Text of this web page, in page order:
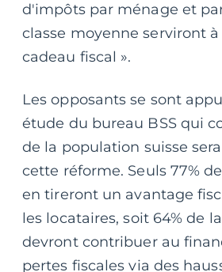
d'impôts par ménage et
classe moyenne serviront
cadeau fiscal ».
Les opposants se sont
étude du bureau BSS qui
de la population suisse
cette réforme. Seuls 77%
en tireront un avantage
les locataires, soit 64% de
devront contribuer au
pertes fiscales via des